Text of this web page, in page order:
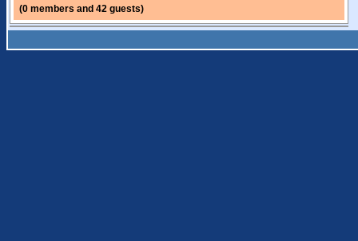
(0 members and 42 guests)